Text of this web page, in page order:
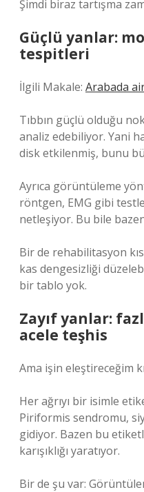
Şimdi biraz tartışma
Güçlü yanlar:
tespitleri
İlgili Makale: Arabada
Tıbbın güçlü olduğu
analiz edebiliyor. Yani
disk etkilenmiş, bunu
Ayrıca görüntüleme
röntgen, EMG gibi
netleşiyor. Bu bile
Bir de rehabilitasyon
kas dengesizliği
bir tablo yok.
Zayıf yanlar:
acele teşhis
Ama işin eleştireceğim
Her ağrıyı bir isimle
Piriformis sendromu,
gidiyor. Bazen bu
karışıklığı yaratıyor.
Bir de şu var: